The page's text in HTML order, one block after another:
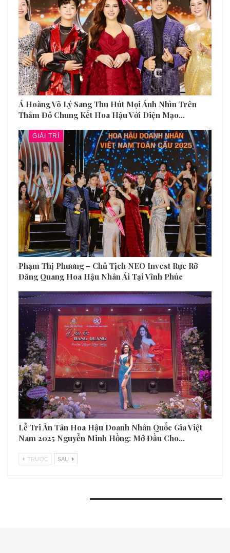
Á Hoàng Võ Lý Sang Thu Hút Mọi Ánh Nhìn Trên
Thảm Đỏ Chung Kết Hoa Hậu Với Diện Mạo…
GIẢI TRÍ
Phạm Thị Phương – Chủ Tịch NEO Invest Rực Rỡ
Đăng Quang Hoa Hậu Nhân Ái Tại Vĩnh Phúc
Lễ Tri Ân Tân Hoa Hậu Doanh Nhân Quốc Gia Việt
Nam 2025 Nguyễn Minh Hồng: Mở Đầu Cho…
TRƯƠC SAU